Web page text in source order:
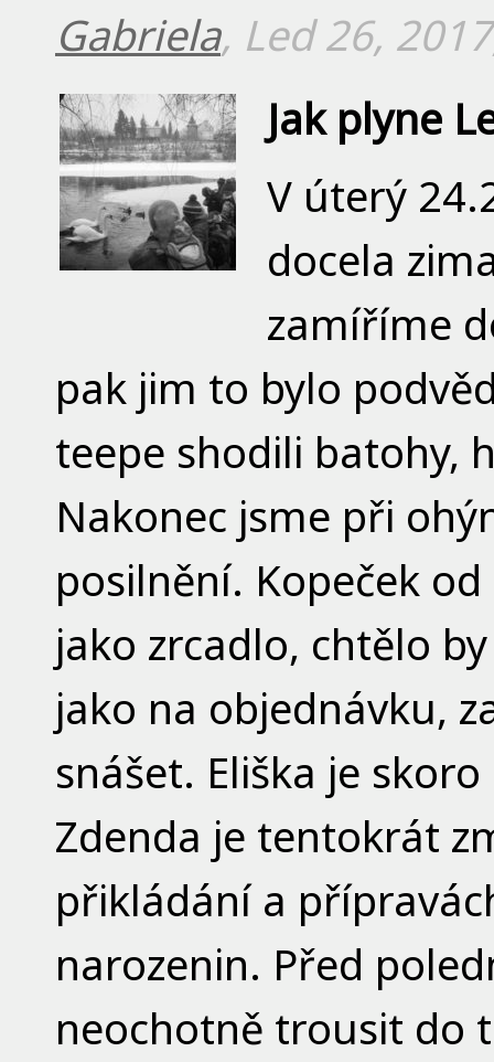
Gabriela, Led 26,
Jak plyne
V úterý
docela
zamíříme
pak jim to bylo
teepe shodili batohy,
Nakonec jsme při
posilnění. Kopeček
jako zrcadlo, chtělo
jako na objednávku,
snášet. Eliška je
Zdenda je tentokrát
přikládání a
narozenin. Před
neochotně trousit do